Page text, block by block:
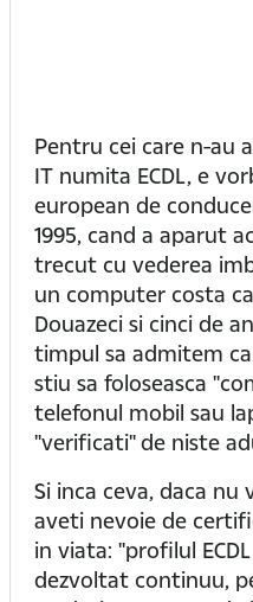
Pentru cei care n-au
IT numita ECDL, e
european de
1995, cand a aparut
trecut cu vederea
un computer costa
Douazeci si cinci de
timpul sa admitem
stiu sa foloseasca
telefonul mobil sau
"verificati" de niste
Si inca ceva, daca nu
aveti nevoie de
in viata: "profilul
dezvoltat continuu,